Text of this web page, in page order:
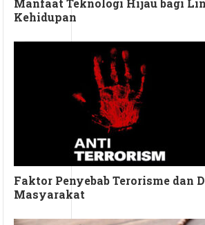
Kehidupan
Faktor Penyebab Terorisme dan
Masyarakat